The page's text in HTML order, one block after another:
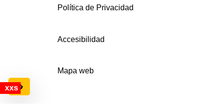
Configuración de cookies
Política de Privacidad
Accesibilidad
Mapa web